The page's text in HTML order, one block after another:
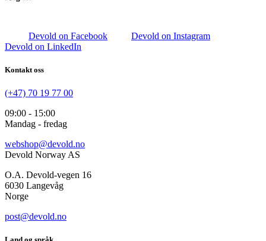
Devold on Facebook
Devold on Instagram
Devold on LinkedIn
Kontakt oss
(+47) 70 19 77 00
09:00 - 15:00
Mandag - fredag
webshop@devold.no
Devold Norway AS
O.A. Devold-vegen 16
6030 Langevåg
Norge
post@devold.no